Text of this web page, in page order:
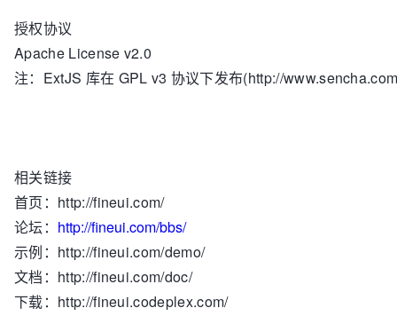
授权协议
Apache License v2.0
注：ExtJS 库在 GPL v3 协议下发布(http://
相关链接
首页：http://fineui.com/
论坛： http://fineui.com/bbs/
示例：http://fineui.com/demo/
文档：http://fineui.com/doc/
下载：http://fineui.codeplex.com/